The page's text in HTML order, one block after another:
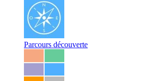
Parcours découverte